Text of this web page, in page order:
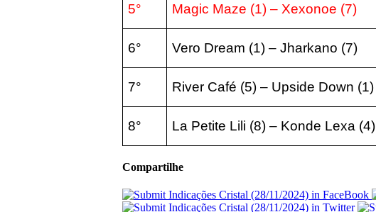
5° Magic Maze (1) – Xexonoe (7)
6° Vero Dream (1) – Jharkano (7)
7° River Café (5) – Upside Down (1)
8° La Petite Lili (8) – Konde Lexa (4)
Compartilhe